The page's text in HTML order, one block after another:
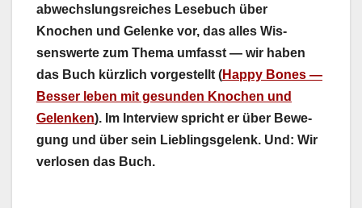
abwech­slungsre­ich­es Lese­buch über
Knochen und Gelenke vor, das alles Wis­
senswerte zum The­ma umfasst — wir haben
das Buch kür­zlich vorgestellt (Hap­py Bones —
Bess­er leben mit gesun­den Knochen und
Gelenken). Im Inter­view spricht er über Bewe­
gung und über sein Lieblings­ge­lenk. Und: Wir
ver­losen das Buch.